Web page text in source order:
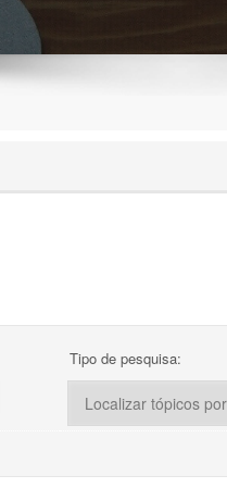
Tipo de pesquisa: